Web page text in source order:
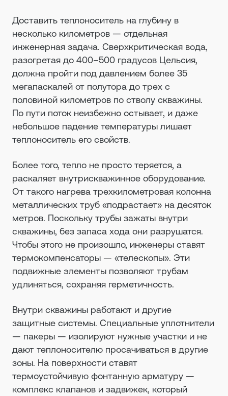
Доставить теплоноситель на глубину в
несколько километров — отдельная
инженерная задача. Сверхкритическая вода,
разогретая до 400–500 градусов Цельсия,
должна пройти под давлением более 35
мегапаскалей от полутора до трех с
половиной километров по стволу скважины.
По пути поток неизбежно остывает, и даже
небольшое падение температуры лишает
теплоноситель его свойств.
Более того, тепло не просто теряется, а
раскаляет внутрискважинное оборудование.
От такого нагрева трехкилометровая колонна
металлических труб «подрастает» на десяток
метров. Поскольку трубы зажаты внутри
скважины, без запаса хода они разрушатся.
Чтобы этого не произошло, инженеры ставят
термокомпенсаторы — «телескопы». Эти
подвижные элементы позволяют трубам
удлиняться, сохраняя герметичность.
Внутри скважины работают и другие
защитные системы. Специальные уплотнители
— пакеры — изолируют нужные участки и не
дают теплоносителю просачиваться в другие
зоны. На поверхности ставят
термоустойчивую фонтанную арматуру —
комплекс клапанов и задвижек, который